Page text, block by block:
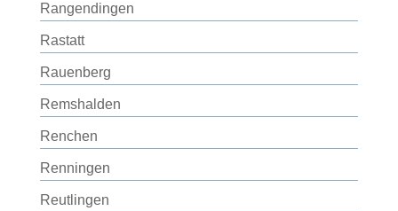
Rangendingen
Rastatt
Rauenberg
Remshalden
Renchen
Renningen
Reutlingen